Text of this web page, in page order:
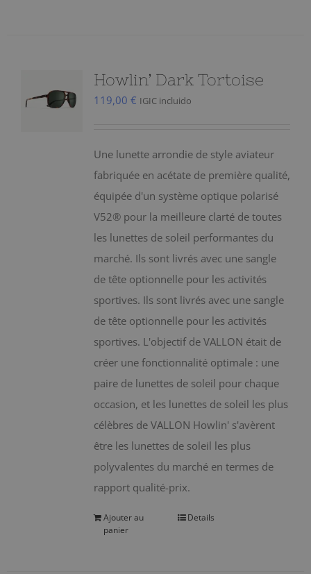
Howlin’ Dark Tortoise
119,00 € IGIC incluido
Une lunette arrondie de style aviateur
fabriquée en acétate de première qualité,
équipée d'un système optique polarisé
V52® pour la meilleure clarté de toutes
les lunettes de soleil performantes du
marché. Ils sont livrés avec une sangle
de tête optionnelle pour les activités
sportives. Ils sont livrés avec une sangle
de tête optionnelle pour les activités
sportives. L'objectif de VALLON était de
créer une fonctionnalité optimale : une
paire de lunettes de soleil pour chaque
occasion, et les lunettes de soleil les plus
célèbres de VALLON Howlin' s'avèrent
être les lunettes de soleil les plus
polyvalentes du marché en termes de
rapport qualité-prix.
Ajouter au
panier
Details